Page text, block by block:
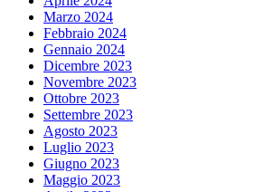
Marzo 2024
Febbraio 2024
Gennaio 2024
Dicembre 2023
Novembre 2023
Ottobre 2023
Settembre 2023
Agosto 2023
Luglio 2023
Giugno 2023
Maggio 2023